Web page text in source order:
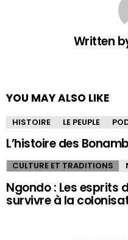
Written
YOU MAY ALSO LIKE
HISTOIRE LE PEUPLE
L’histoire des
CULTURE ET TRADITIONS
Ngondo : Les esprits
survivre à la